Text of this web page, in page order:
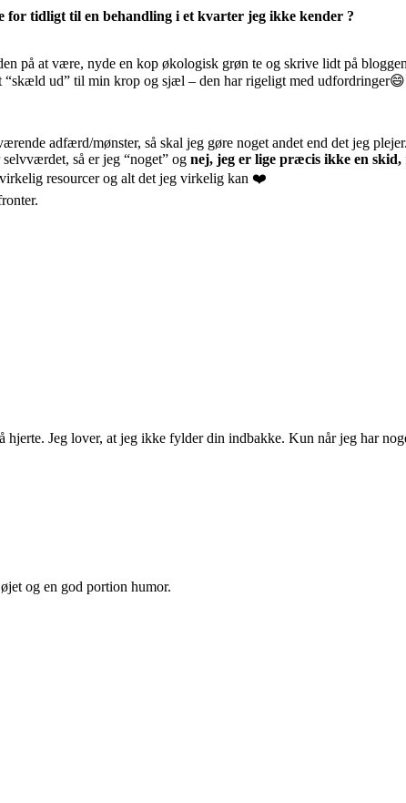
for tidligt til en behandling i et kvarter jeg ikke kender ?
på at være, nyde en kop økologisk grøn te og skrive lidt på
“skæld ud” til min krop og sjæl – den har rigeligt med udfordringer😄
adfærd/mønster, så skal jeg gøre noget andet end det jeg plejer.
så er jeg “noget” og nej, jeg er lige præcis ikke en skid,
resourcer og alt det jeg virkelig kan ❤️
Jeg lover, at jeg ikke fylder din indbakke. Kun når jeg har
og en god portion humor.